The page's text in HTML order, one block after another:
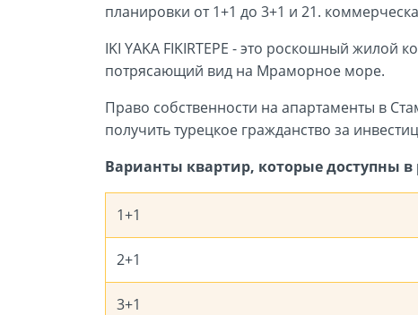
планировки от 1+1 до 3+1 и 21.
IKI YAKA FIKIRTEPE - это роскошный жилой
потрясающий вид на Мраморное море.
Право собственности на апартаменты в
получить турецкое гражданство за
Варианты квартир, которые доступны
1+1
2+1
3+1